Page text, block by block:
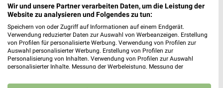
Wir und unsere Partner verarbeiten Daten, um die Leistung der
Website zu analysieren und Folgendes zu tun:
Speichern von oder Zugriff auf Informationen auf einem Endgerät.
Verwendung reduzierter Daten zur Auswahl von Werbeanzeigen. Erstellung
von Profilen für personalisierte Werbung. Verwendung von Profilen zur
Auswahl personalisierter Werbung. Erstellung von Profilen zur
Personalisierung von Inhalten. Verwendung von Profilen zur Auswahl
personalisierter Inhalte. Messung der Werbeleistung. Messung der
Kombinationen von Daten aus verschiedenen Quellen. Entwicklung und